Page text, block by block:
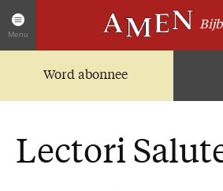
Menu
Word abonnee
Artikelen
Zoek in alle artikelen
Lectori